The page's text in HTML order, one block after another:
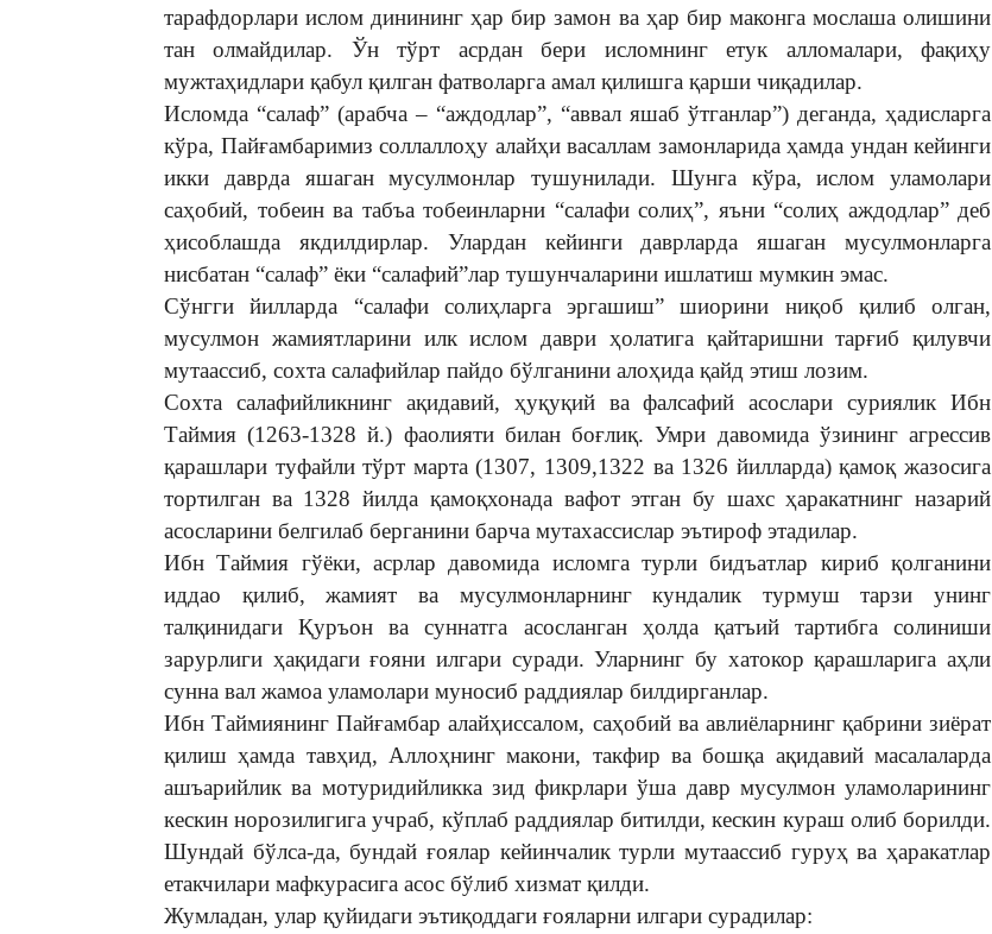
тарафдорлари ислом динининг ҳар бир замон ва ҳар бир маконга мослаша олишини
тан олмайдилар. Ўн тўрт асрдан бери исломнинг етук алломалари, фақиҳу
мужтаҳидлари қабул қилган фатволарга амал қилишга қарши чиқадилар.
Исломда “салаф” (арабча – “аждодлар”, “аввал яшаб ўтганлар”) деганда, ҳадисларга
кўра, Пайғамбаримиз соллаллоҳу алайҳи васаллам замонларида ҳамда ундан кейинги
икки даврда яшаган мусулмонлар тушунилади. Шунга кўра, ислом уламолари
саҳобий, тобеин ва табъа тобеинларни “салафи солиҳ”, яъни “солиҳ аждодлар” деб
ҳисоблашда якдилдирлар. Улардан кейинги даврларда яшаган мусулмонларга
нисбатан “салаф” ёки “салафий”лар тушунчаларини ишлатиш мумкин эмас.
Сўнгги йилларда “салафи солиҳларга эргашиш” шиорини ниқоб қилиб олган,
мусулмон жамиятларини илк ислом даври ҳолатига қайтаришни тарғиб қилувчи
мутаассиб, сохта салафийлар пайдо бўлганини алоҳида қайд этиш лозим.
Сохта салафийликнинг ақидавий, ҳуқуқий ва фалсафий асослари суриялик Ибн
Таймия (1263-1328 й.) фаолияти билан боғлиқ. Умри давомида ўзининг агрессив
қарашлари туфайли тўрт марта (1307, 1309,1322 ва 1326 йилларда) қамоқ жазосига
тортилган ва 1328 йилда қамоқхонада вафот этган бу шахс ҳаракатнинг назарий
асосларини белгилаб берганини барча мутахассислар эътироф этадилар.
Ибн Таймия гўёки, асрлар давомида исломга турли бидъатлар кириб қолганини
иддао қилиб, жамият ва мусулмонларнинг кундалик турмуш тарзи унинг
талқинидаги Қуръон ва суннатга асосланган ҳолда қатъий тартибга солиниши
зарурлиги ҳақидаги ғояни илгари суради. Уларнинг бу хатокор қарашларига аҳли
сунна вал жамоа уламолари муносиб раддиялар билдирганлар.
Ибн Таймиянинг Пайғамбар алайҳиссалом, саҳобий ва авлиёларнинг қабрини зиёрат
қилиш ҳамда тавҳид, Аллоҳнинг макони, такфир ва бошқа ақидавий масалаларда
ашъарийлик ва мотуридийликка зид фикрлари ўша давр мусулмон уламоларининг
кескин норозилигига учраб, кўплаб раддиялар битилди, кескин кураш олиб борилди.
Шундай бўлса-да, бундай ғоялар кейинчалик турли мутаассиб гуруҳ ва ҳаракатлар
етакчилари мафкурасига асос бўлиб хизмат қилди.
Жумладан, улар қуйидаги эътиқоддаги ғояларни илгари сурадилар: